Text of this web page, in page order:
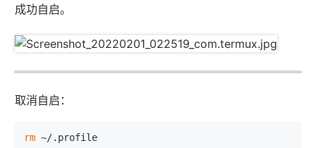
成功自启。
取消自启：
rm ~/.profile